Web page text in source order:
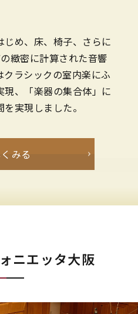
め、床、椅子、さらに
緻密に計算された音響
ラシックの室内楽にふ
、「楽器の集合体」に
実現しました。
みる
ニエッタ大阪